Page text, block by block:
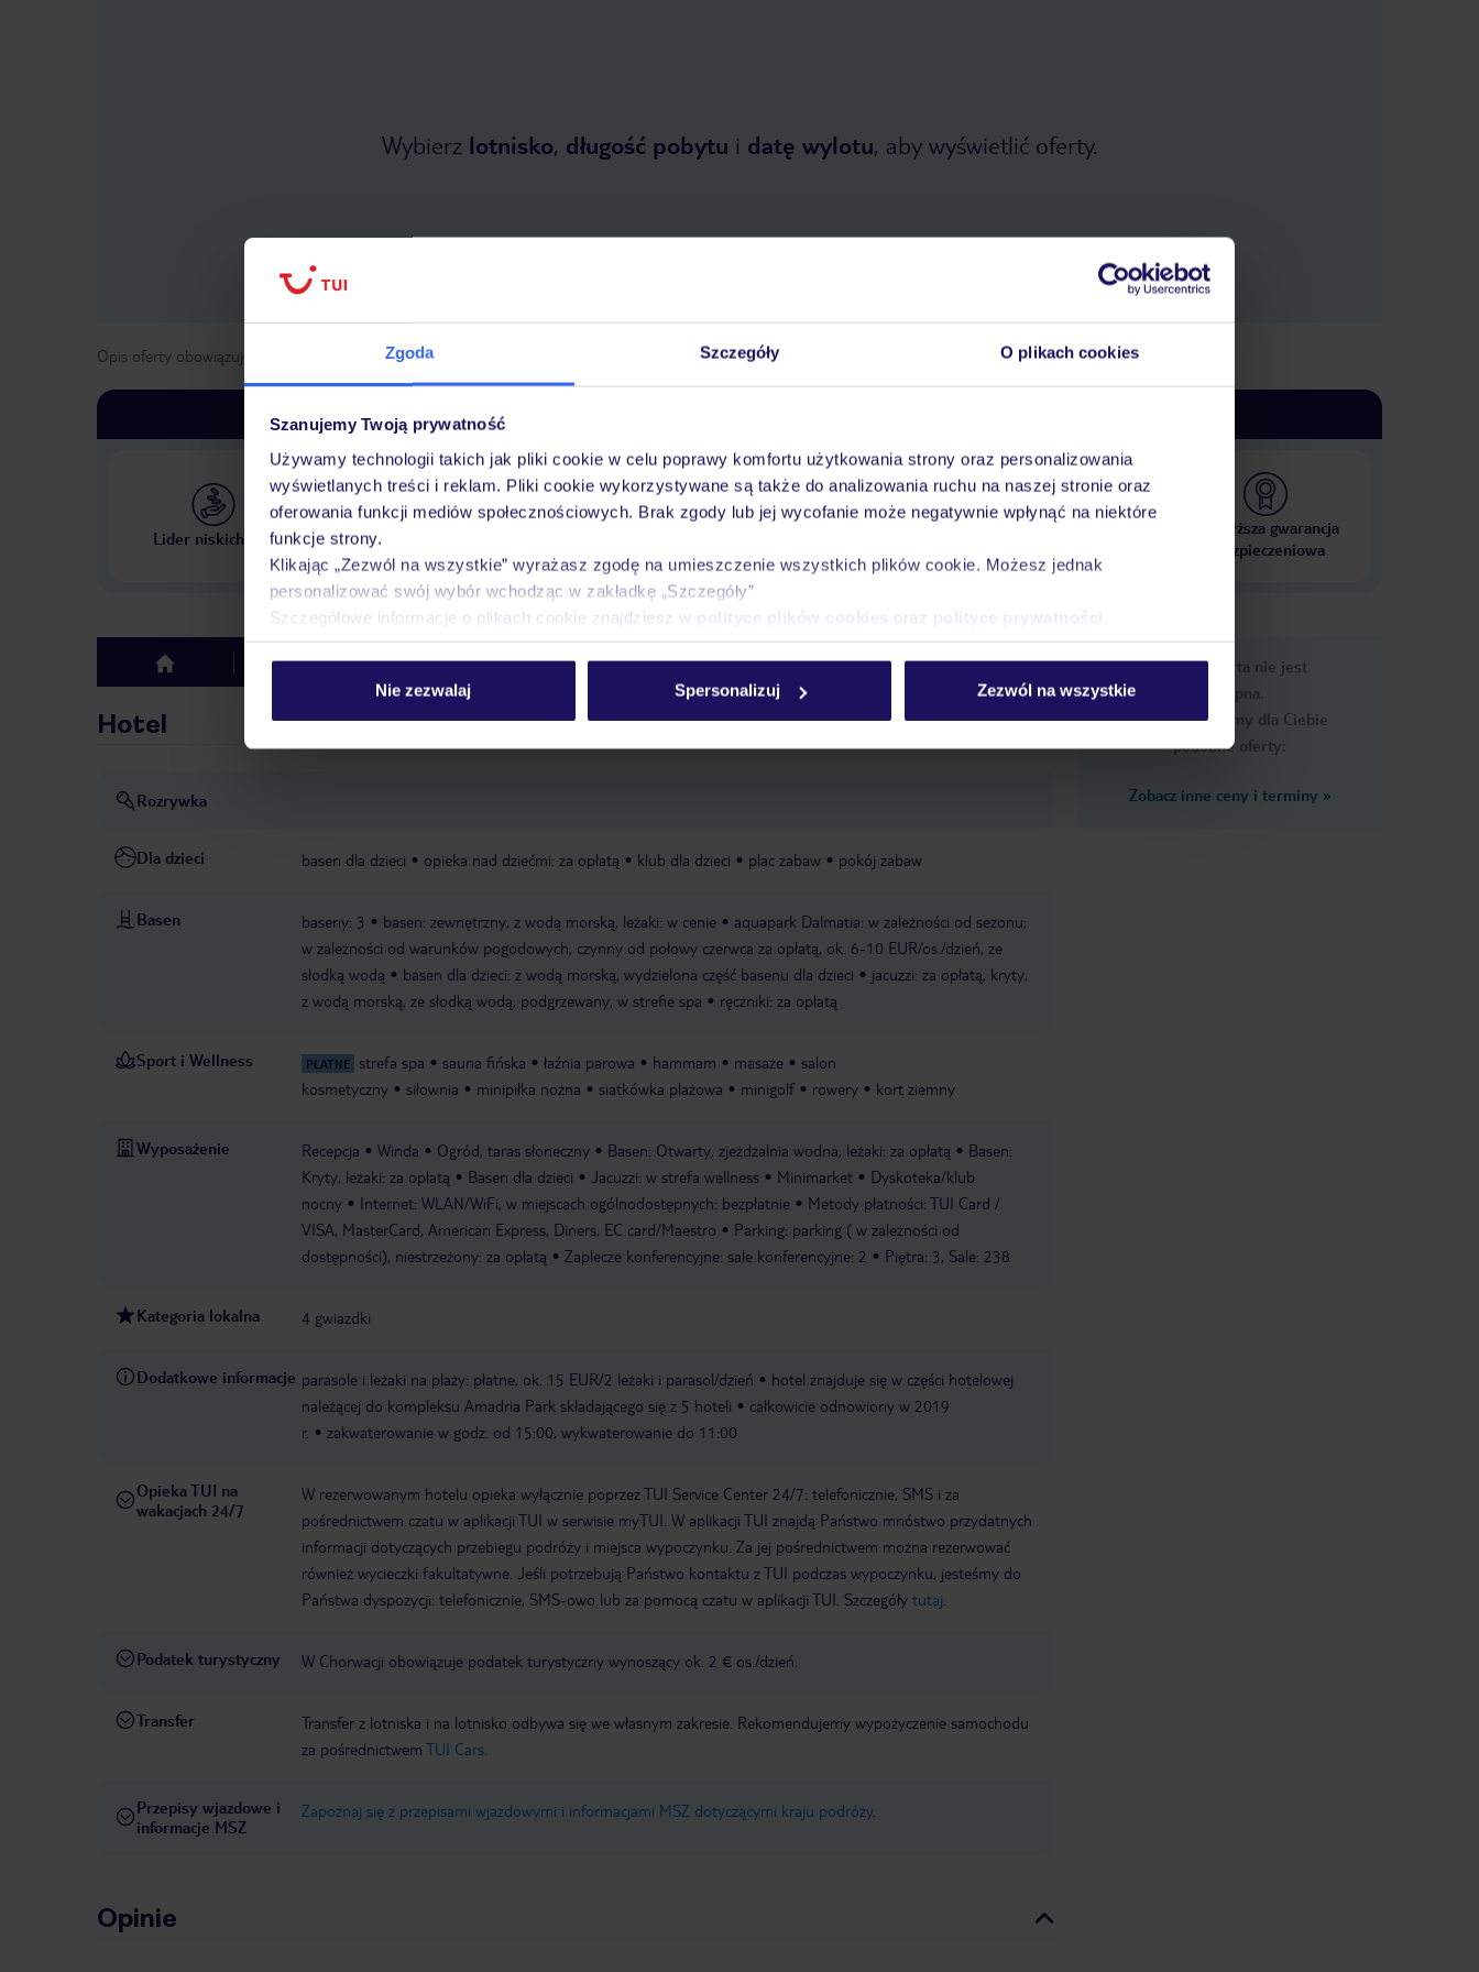
Zgoda Szczegóły O plikach cookies
Szanujemy Twoją prywatność
Używamy technologii takich jak pliki cookie w celu poprawy komfortu użytkowania strony oraz personalizowania
wyświetlanych treści i reklam. Pliki cookie wykorzystywane są także do analizowania ruchu na naszej stronie oraz
oferowania funkcji mediów społecznościowych. Brak zgody lub jej wycofanie może negatywnie wpłynąć na niektóre
funkcje strony.
Klikając „Zezwól na wszystkie” wyrażasz zgodę na umieszczenie wszystkich plików cookie. Możesz jednak
personalizować swój wybór wchodząc w zakładkę „Szczegóły”
Szczegółowe informacje o plikach cookie znajdziesz w polityce plików cookies oraz polityce prywatności
Nie zezwalaj Spersonalizuj Zezwól na wszystkie
Wybierz lotnisko, długość pobytu i datę wylotu, aby wyświetlić oferty.
Opis oferty obowiązuje dla wyjazdów w terminie od 31 października 2026
Lider niskich cen
Największe biuro podróży
Tylko u nas opieka na
10 000 hoteli w ponad 50
Najwyższa gwarancja
ubezpieczeniowa
top Hotel Opinie Pokoje Wyżywienie Atrakcje
Hotel
Rozrywka
Dla dzieci basen dla dzieci opieka nad dziećmi: za opłatą klub dla dzieci plac zabaw pokój zabaw
Basen baseny: 3 basen: zewnętrzny, z wodą morską, leżaki: w cenie
aquapark Dalmatia: w zależności od sezonu;
w zależności od warunków pogodowych, czynny od połowy czerwca za opłatą, ok. 6-10 EUR/os./dzień, ze
słodką wodą
basen dla dzieci: z wodą morską, wydzielona część basenu dla dzieci
jacuzzi: za opłatą, kryty,
z wodą morską, ze słodką wodą, podgrzewany, w strefie spa
ręczniki: za opłatą
Sport i Wellness PŁATNE strefa spa sauna fińska łaźnia parowa hammam masaże
salon
kosmetyczny
siłownia minipiłka nożna siatkówka plażowa minigolf rowery kort ziemny
Wyposażenie Recepcja Winda Ogród, taras słoneczny Basen: Otwarty, zjeżdżalnia wodna, leżaki: za opłatą
Basen:
Kryty, leżaki: za opłatą
Basen dla dzieci Jacuzzi: w strefa wellness Minimarket
Dyskoteka/klub
nocny
Internet: WLAN/WiFi, w miejscach ogólnodostępnych: bezpłatnie
Metody płatności: TUI Card /
VISA, MasterCard, American Express, Diners, EC card/Maestro
Parking: parking ( w zależności od
dostępności), niestrzeżony: za opłatą
Zaplecze konferencyjne: sale konferencyjne: 2 Piętra: 3, Sale: 238
Kategoria lokalna 4 gwiazdki
Dodatkowe informacje parasole i leżaki na plaży: płatne, ok. 15 EUR/2 leżaki i parasol/dzień
hotel znajduje się w części hotelowej
należącej do kompleksu Amadria Park składającego się z 5 hoteli
całkowicie odnowiony w 2019
r.
zakwaterowanie w godz. od 15:00, wykwaterowanie do 11:00
Opieka TUI na
wakacjach 24/7
W rezerwowanym hotelu opieka wyłącznie poprzez TUI Service Center 24/7: telefonicznie, SMS i za
pośrednictwem czatu w aplikacji TUI w serwisie myTUI. W aplikacji TUI znajdą Państwo mnóstwo przydatnych
informacji dotyczących przebiegu podróży i miejsca wypoczynku. Za jej pośrednictwem można rezerwować
również wycieczki fakultatywne. Jeśli potrzebują Państwo kontaktu z TUI podczas wypoczynku, jesteśmy do
Państwa dyspozycji: telefonicznie, SMS-owo lub za pomocą czatu w aplikacji TUI. Szczegóły tutaj
Podatek turystyczny W Chorwacji obowiązuje podatek turystyczny wynoszący ok. 2 € os./dzień.
Transfer
Transfer z lotniska i na lotnisko odbywa się we własnym zakresie. Rekomendujemy wypożyczenie samochodu
za pośrednictwem TUI Cars.
Przepisy wjazdowe i
informacje MSZ
Zapoznaj się z przepisami wjazdowymi i informacjami MSZ dotyczącymi kraju podróży.
Opinie
Ups, ta oferta nie jest
dostępna.
Przygotowaliśmy dla Ciebie
podobne oferty:
Zobacz inne ceny i terminy »